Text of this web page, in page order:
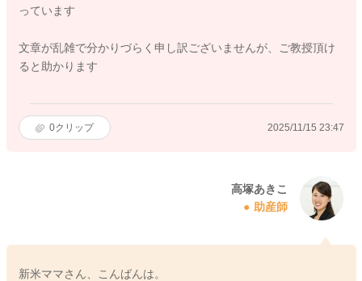
っています
文章が乱雑で分かりづらく申し訳ございませんが、ご教授頂け
ると助かります
0クリップ 2025/11/15 23:47
高塚あきこ
助産師
新米ママさん、こんばんは。